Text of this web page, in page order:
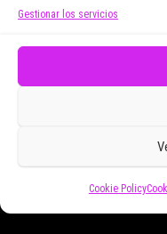
Gestionar los servicios
Cookie Policy
electrónicos
Funciona gracias a